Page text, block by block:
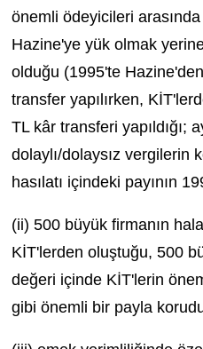
önemli ödeyicileri
Hazine'ye yük olmak
olduğu (1995'te
transfer yapılırken,
TL kâr transferi yapıldığı;
dolaylı/dolaysız vergilerin
hasılatı içindeki payının
(ii) 500 büyük firmanın
KİT'lerden oluştuğu, 500
değeri içinde KİT'lerin
gibi önemli bir payla